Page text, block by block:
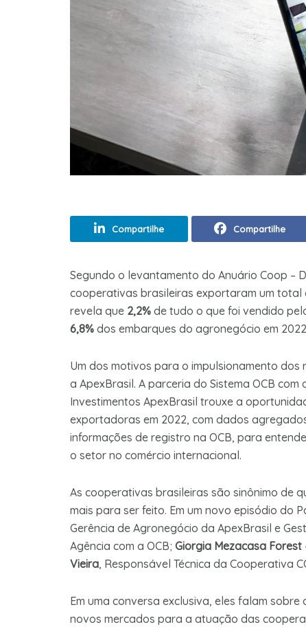
Compartilhe Compartilhe
Segundo o levantamento do Anuário Coop –
cooperativas brasileiras exportaram um total
revela que 2,2% de tudo o que foi vendido
6,8% dos embarques do agronegócio em
Um dos motivos para o impulsionamento
a ApexBrasil. A parceria do Sistema OCB
Investimentos ApexBrasil trouxe a
exportadoras em 2022, com dados
informações de registro na OCB, para
o setor no comércio internacional.
As cooperativas brasileiras são sinônimo de
mais para ser feito. Em um novo episódio do
Gerência de Agronegócio da ApexBrasil e
Agência com a OCB; Giorgia Mezacasa Forest
Vieira, Responsável Técnica da Cooperativa
Em uma conversa exclusiva, eles falam
novos mercados para a atuação das